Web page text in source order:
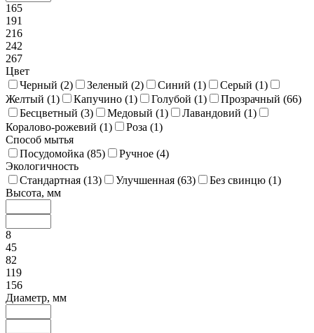
165
191
216
242
267
Цвет
Черный (2) Зеленый (2) Синий (1) Серый (1)
Желтый (1) Капучино (1) Голубой (1) Прозрачный (66)
Бесцветный (3) Медовый (1) Лавандовий (1)
Коралово-рожевий (1) Роза (1)
Способ мытья
Посудомойка (85) Ручное (4)
Экологичность
Стандартная (13) Улучшенная (63) Без свинцю (1)
Высота, мм
8
45
82
119
156
Диаметр, мм